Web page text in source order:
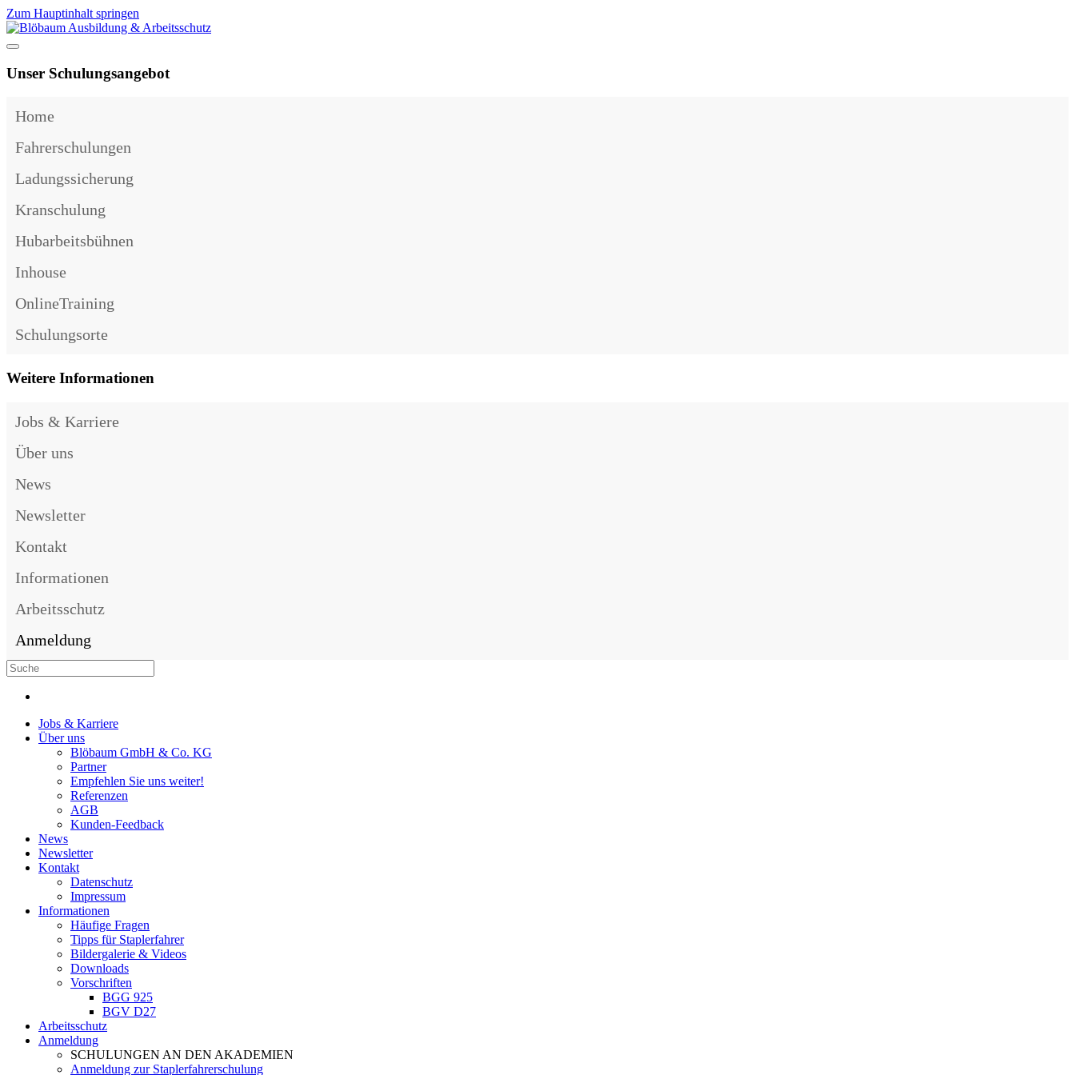
Zum Hauptinhalt springen
Unser Schulungsangebot
Home
Fahrerschulungen
Ladungssicherung
Kranschulung
Hubarbeitsbühnen
Inhouse
OnlineTraining
Schulungsorte
Weitere Informationen
Jobs & Karriere
Über uns
News
Newsletter
Kontakt
Informationen
Arbeitsschutz
Anmeldung
Jobs & Karriere
Über uns
Blöbaum GmbH & Co. KG
Partner
Empfehlen Sie uns weiter!
Referenzen
AGB
Kunden-Feedback
News
Newsletter
Kontakt
Datenschutz
Impressum
Informationen
Häufige Fragen
Tipps für Staplerfahrer
Bildergalerie & Videos
Downloads
Vorschriften
BGG 925
BGV D27
Arbeitsschutz
Anmeldung
SCHULUNGEN AN DEN AKADEMIEN
Anmeldung zur Staplerfahrerschulung